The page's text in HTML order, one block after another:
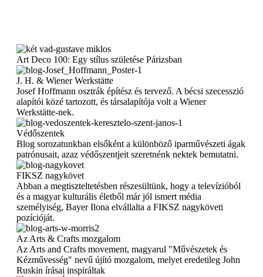
Art Deco 100: Egy stílus születése Párizsban
J. H. & Wiener Werkstätte
Josef Hoffmann osztrák építész és tervező. A bécsi szecesszió
alapítói közé tartozott, és társalapítója volt a Wiener
Werkstätte-nek.
Védőszentek
Blog sorozatunkban elsőként a különböző iparművészeti ágak
patrónusait, azaz védőszentjeit szeretnénk nektek bemutatni.
FIKSZ nagykövet
Abban a megtiszteltetésben részesültünk, hogy a televízióból
és a magyar kulturális életből már jól ismert média
személyiség, Bayer Ilona elvállalta a FIKSZ nagyköveti
pozícióját.
Az Arts & Crafts mozgalom
Az Arts and Crafts movement, magyarul "Művészetek és
Kézművesség" nevű újító mozgalom, melyet eredetileg John
Ruskin írásai inspiráltak